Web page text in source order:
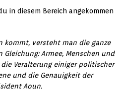
in diesem Bereich angekommen
kommt, versteht man die ganze
Armee, Menschen und
Veralterung einiger politischer
und die Genauigkeit der
Aoun.